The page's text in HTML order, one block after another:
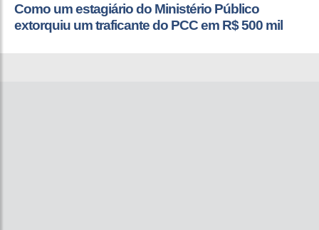
Como um estagiário do Ministério Público
extorquiu um traficante do PCC em R$ 500 mil